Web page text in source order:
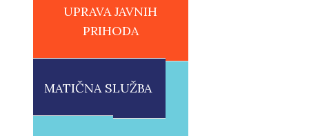
UPRAVA JAVNIH
PRIHODA
MATIČNA SLUŽBA